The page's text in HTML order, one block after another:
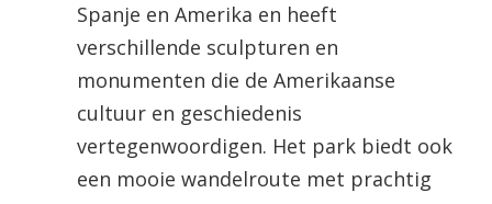
Spanje en Amerika en heeft
verschillende sculpturen en
monumenten die de Amerikaanse
cultuur en geschiedenis
vertegenwoordigen. Het park biedt ook
een mooie wandelroute met prachtig